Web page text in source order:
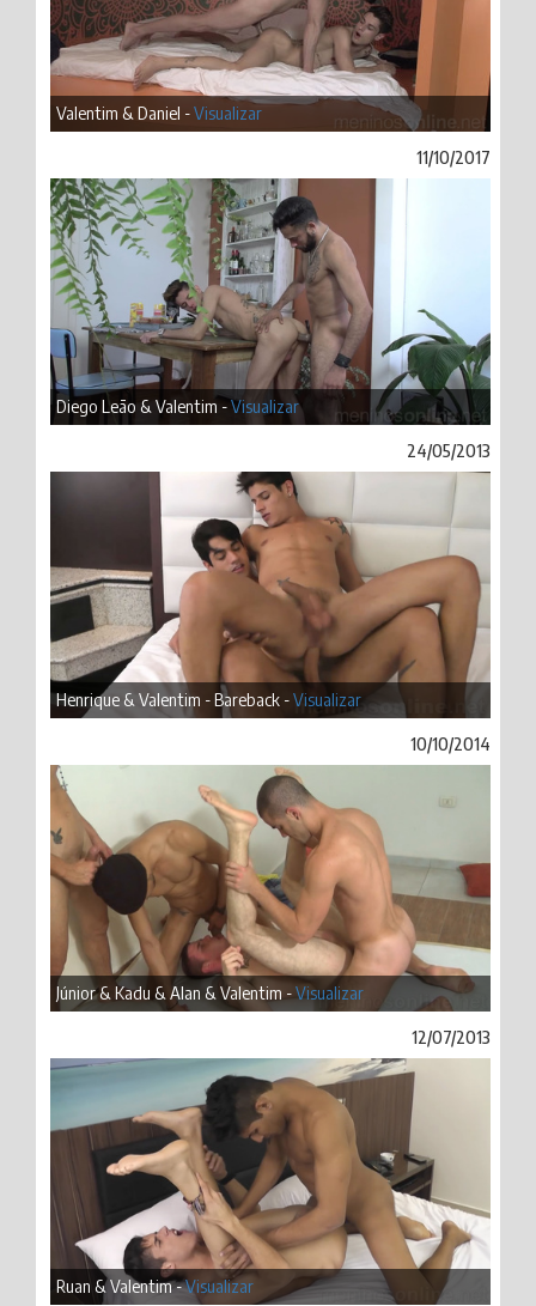
Valentim & Daniel -Visualizar
11/10/2017
Diego Leão & Valentim -Visualizar
24/05/2013
Henrique & Valentim - Bareback -Visualizar
10/10/2014
Júnior & Kadu & Alan & Valentim -Visualizar
12/07/2013
Ruan & Valentim -Visualizar